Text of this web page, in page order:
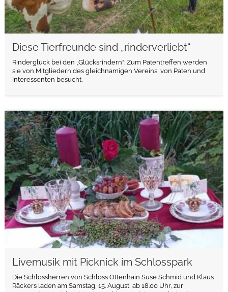
Diese Tierfreunde sind „rinderverliebt“
Rinderglück bei den „Glücksrindern“: Zum Patentreffen werden
sie von Mitgliedern des gleichnamigen Vereins, von Paten und
Interessenten besucht.
Livemusik mit Picknick im Schlosspark
Die Schlossherren von Schloss Ottenhain Suse Schmid und Klaus
Räckers laden am Samstag, 15. August, ab 18.00 Uhr, zur
weiterlesen